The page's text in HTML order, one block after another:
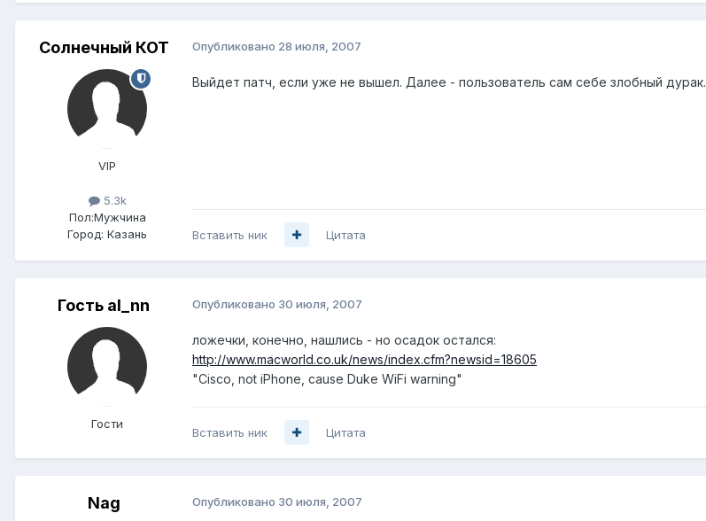
Солнечный КОТ
VIP
5.3k
Пол:Мужчина
Город: Казань
Опубликовано 28 июля, 2007
Выйдет патч, если уже не вышел. Далее - пользователь сам себе злобный дурак.
Вставить ник Цитата
Гость al_nn
Гости
Опубликовано 30 июля, 2007
ложечки, конечно, нашлись - но осадок остался:
http://www.macworld.co.uk/news/index.cfm?newsid=18605
"Cisco, not iPhone, cause Duke WiFi warning"
Вставить ник Цитата
Nag Опубликовано 30 июля, 2007